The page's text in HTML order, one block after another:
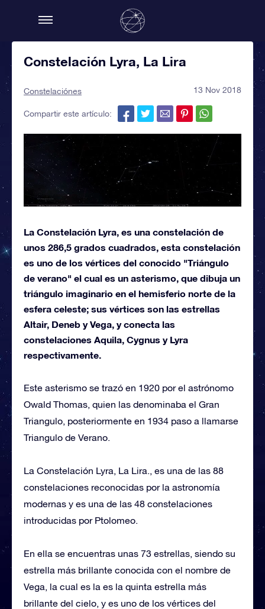
Constelación Lyra, La Lira
Constelaciónes 13 Nov 2018
Compartir este artículo:
La Constelación Lyra, es una constelación de
unos 286,5 grados cuadrados, esta constelación
es uno de los vértices del conocido "Triángulo
de verano" el cual es un asterismo, que dibuja un
triángulo imaginario en el hemisferio norte de la
esfera celeste; sus vértices son las estrellas
Altair, Deneb y Vega, y conecta las
constelaciones Aquila, Cygnus y Lyra
respectivamente.
Este asterismo se trazó en 1920 por el astrónomo
Owald Thomas, quien las denominaba el Gran
Triangulo, posteriormente en 1934 paso a llamarse
Triangulo de Verano.
La Constelación Lyra, La Lira., es una de las 88
constelaciones reconocidas por la astronomía
modernas y es una de las 48 constelaciones
introducidas por Ptolomeo.
En ella se encuentras unas 73 estrellas, siendo su
estrella más brillante conocida con el nombre de
Vega, la cual es la es la quinta estrella más
brillante del cielo, y es uno de los vértices del